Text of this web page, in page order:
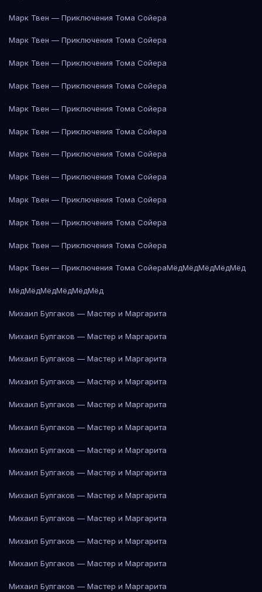
Марк Твен — Приключения Тома Сойера
Марк Твен — Приключения Тома Сойера
Марк Твен — Приключения Тома Сойера
Марк Твен — Приключения Тома Сойера
Марк Твен — Приключения Тома Сойера
Марк Твен — Приключения Тома Сойера
Марк Твен — Приключения Тома Сойера
Марк Твен — Приключения Тома Сойера
Марк Твен — Приключения Тома Сойера
Марк Твен — Приключения Тома Сойера
Марк Твен — Приключения Тома Сойера
Марк Твен — Приключения Тома СойераМёдМёдМёдМёдМёд
МёдМёдМёдМёдМёдМёд
Михаил Булгаков — Мастер и Маргарита
Михаил Булгаков — Мастер и Маргарита
Михаил Булгаков — Мастер и Маргарита
Михаил Булгаков — Мастер и Маргарита
Михаил Булгаков — Мастер и Маргарита
Михаил Булгаков — Мастер и Маргарита
Михаил Булгаков — Мастер и Маргарита
Михаил Булгаков — Мастер и Маргарита
Михаил Булгаков — Мастер и Маргарита
Михаил Булгаков — Мастер и Маргарита
Михаил Булгаков — Мастер и Маргарита
Михаил Булгаков — Мастер и Маргарита
Михаил Булгаков — Мастер и Маргарита